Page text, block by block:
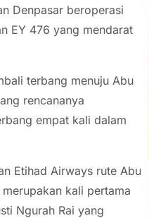
Denpasar beroperasi
EY 476 yang mendarat
terbang menuju Abu
rencananya
empat kali dalam
Etihad Airways rute Abu
kali pertama
Ngurah Rai yang